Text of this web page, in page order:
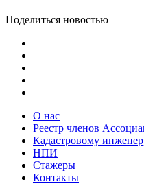
Поделиться новостью
О нас
Реестр членов
Кадастровому
НПИ
Стажеры
Контакты